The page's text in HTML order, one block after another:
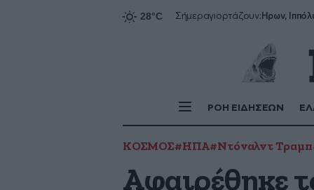
Σήμεραγιορτάζουν: Ήρων,
ΡΟΗ ΕΙΔΗΣΕΩΝ
ΚΟΣΜΟΣ#ΗΠΑ#Ντόναλντ Τραμπ
Αφαιρέθηκε